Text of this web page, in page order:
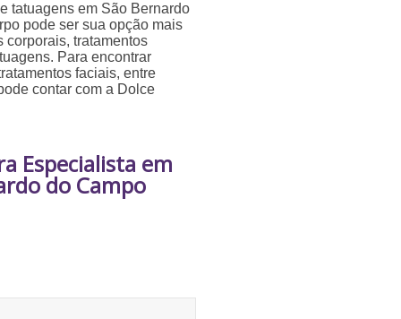
tatuagens em São Bernardo
pode ser sua opção mais
corporais, tratamentos
Para encontrar
faciais, entre
contar com a Dolce
Especialista em
do Campo